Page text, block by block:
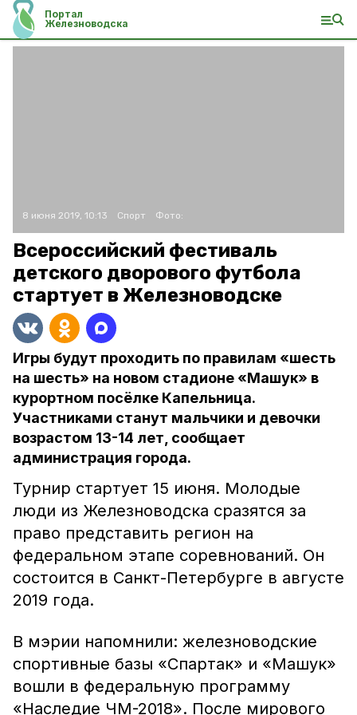
Портал
Железноводска
8 июня 2019, 10:13 Спорт Фото:
Всероссийский фестиваль
детского дворового футбола
стартует в Железноводске
Игры будут проходить по правилам «шесть
на шесть» на новом стадионе «Машук» в
курортном посёлке Капельница.
Участниками станут мальчики и девочки
возрастом 13-14 лет, сообщает
администрация города.
Турнир стартует 15 июня. Молодые
люди из Железноводска сразятся за
право представить регион на
федеральном этапе соревнований. Он
состоится в Санкт-Петербурге в августе
2019 года.
В мэрии напомнили: железноводские
спортивные базы «Спартак» и «Машук»
вошли в федеральную программу
«Наследие ЧМ-2018». После мирового